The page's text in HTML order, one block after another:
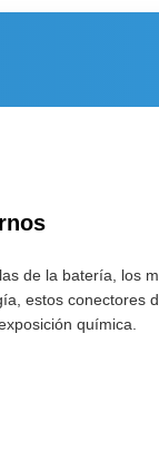
de la batería, los
estos conectores
química.